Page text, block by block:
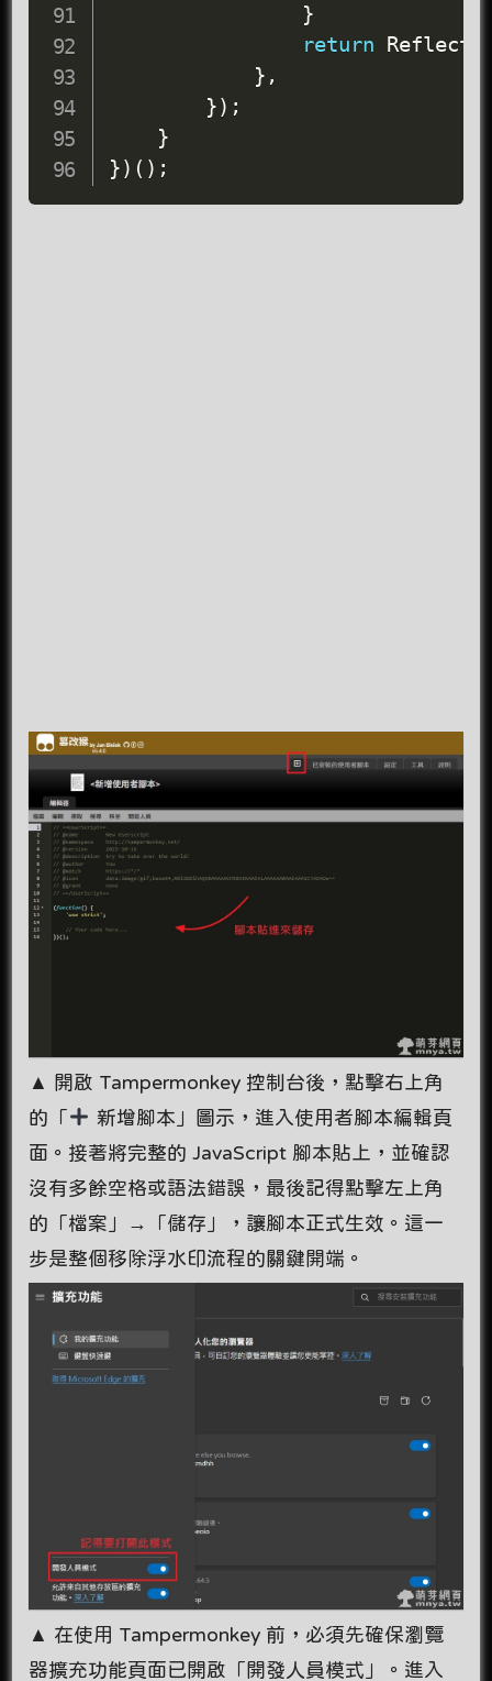
}
return Reflect
} ,
}) ;
}
}) ( ) ;
▲ 開啟 Tampermonkey 控制台後，點擊右上角
的「
新增腳本」圖示，進入使用者腳本編輯頁
面。接著將完整的 JavaScript 腳本貼上，並確認
沒有多餘空格或語法錯誤，最後記得點擊左上角
的「檔案」→「儲存」，讓腳本正式生效。這一
步是整個移除浮水印流程的關鍵開端。
▲ 在使用 Tampermonkey 前，必須先確保瀏覽
器擴充功能頁面已開啟「開發人員模式」。進入